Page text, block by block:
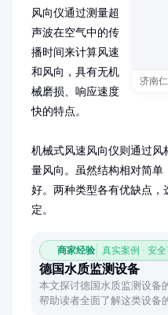
济南
风向仪通过测量超
声波在空气中的传
播时间来计算风速
和风向，具有无机
械磨损、响应速度
快的特点。
机械式风速风向仪则通过风
量风向。虽然结构相对简
好。两种类型各有优缺点
定。
商家经验 真实案例 · 安
德国水质监测设备
本文探讨德国水质监测设备
帮助读者全面了解这类设备